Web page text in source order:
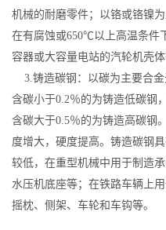
机械的耐磨零件；以铬或铬镍
在有腐蚀或650℃以上高温条件
容器或大容量电站的汽轮机壳体
3.铸造碳钢：以碳为主要合金
含碳小于0.2％的为铸造低碳钢
含碳大于0.5％的为铸造高碳钢
度增大，硬度提高。铸造碳钢
较低，在重型机械中用于制造
水压机底座等；在铁路车辆上
摇枕、侧架、车轮和车钩等。